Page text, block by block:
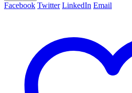
Facebook Twitter LinkedIn Email